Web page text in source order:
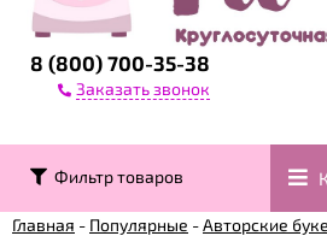
Доставка
Контакты
8 (800) 700-35-38
Заказать звонок
Фильтр товаров
Главная - Популярные -Авторские